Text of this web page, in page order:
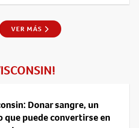
VER MÁS
Donar sangre, un
que puede convertirse en